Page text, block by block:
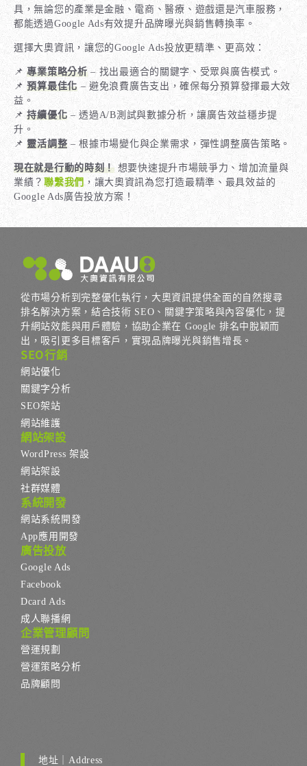
具，無論您的產業是金融、電商、醫療、遊戲還是汽車服務，
都能透過Google Ads有效提升品牌曝光與銷售轉換率。
選擇大奧資訊，讓您的Google Ads投放更精準、更高效：
📌專業策略分析– 找出最適合的關鍵字、受眾與廣告模式。
📌預算最佳化– 避免浪費廣告支出，確保每分預算發揮最大效
益。
📌持續優化 – 透過A/B測試與數據分析，讓廣告效益穩步提
升。
📌靈活調整 – 根據市場變化與企業需求，彈性調整廣告策略。
現在就是行動的時刻！ 想要快速提升市場競爭力、增加流量與
業績？聯繫我們 ，讓大奧資訊為您打造最精準、最具效益的
Google Ads廣告投放方案！
從市場分析到完整優化執行，大奧資訊提供全面的自然搜尋
排名解決方案，結合技術 SEO、關鍵字策略與內容優化，提
升網站效能與用戶體驗，協助企業在 Google 排名中脫穎而
出，吸引更多目標客戶，實現品牌曝光與銷售增長。
SEO行銷
網站優化
關鍵字分析
SEO架站
網站維護
網站架設
WordPress 架設
網站架設
社群媒體
系統開發
網站系統開發
App應用開發
廣告投放
Google Ads
Facebook
Dcard Ads
成人聯播網
企業管理顧問
營運規劃
營運策略分析
品牌顧問
地址｜Address